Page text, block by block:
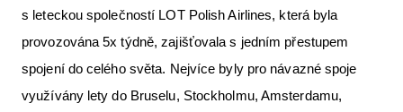
s leteckou společností LOT Polish Airlines, která byla
provozována 5x týdně, zajišťovala s jedním přestupem
spojení do celého světa. Nejvíce byly pro návazné spoje
využívány lety do Bruselu, Stockholmu, Amsterdamu,